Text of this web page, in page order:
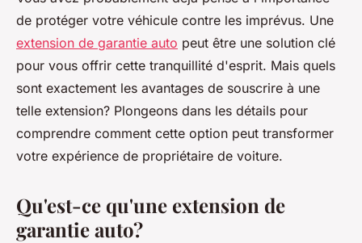
de protéger votre véhicule contre les imprévus. Une
extension de garantie auto peut être une solution clé
pour vous offrir cette tranquillité d'esprit. Mais quels
sont exactement les avantages de souscrire à une
telle extension? Plongeons dans les détails pour
comprendre comment cette option peut transformer
votre expérience de propriétaire de voiture.
Qu'est-ce qu'une extension de
garantie auto?